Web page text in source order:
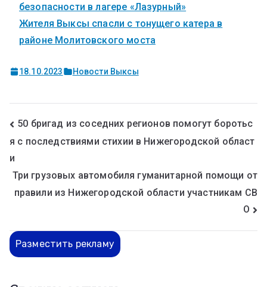
безопасности в лагере «Лазурный»
Жителя Выксы спасли с тонущего катера в
районе Молитовского моста
18.10.2023 Новости Выксы
50 бригад из соседних регионов помогут боротьс
я с последствиями стихии в Нижегородской област
и
Три грузовых автомобиля гуманитарной помощи от
правили из Нижегородской области участникам СВ
О
Разместить рекламу